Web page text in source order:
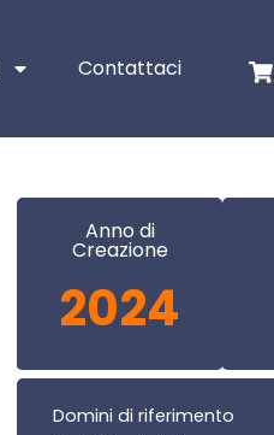
Contattaci
Anno di
Creazione
2024
Domini di riferimento